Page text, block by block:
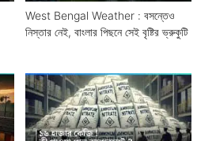
West Bengal Weather : বসন্তেও
নিস্তার নেই, বাংলার পিছনে সেই বৃষ্টির ভ্রুকুটি